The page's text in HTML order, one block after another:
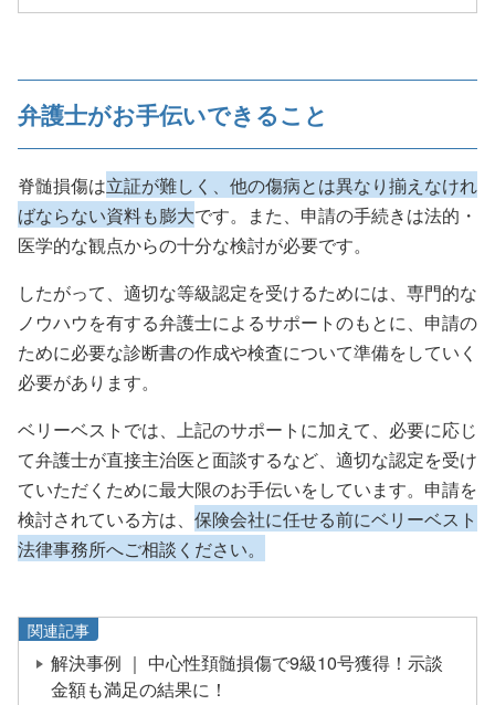
弁護士がお手伝いできること
脊髄損傷は立証が難しく、他の傷病とは異なり揃えなけれ
ばならない資料も膨大です。また、申請の手続きは法的・
医学的な観点からの十分な検討が必要です。
したがって、適切な等級認定を受けるためには、専門的な
ノウハウを有する弁護士によるサポートのもとに、申請の
ために必要な診断書の作成や検査について準備をしていく
必要があります。
ベリーベストでは、上記のサポートに加えて、必要に応じ
て弁護士が直接主治医と面談するなど、適切な認定を受け
ていただくために最大限のお手伝いをしています。申請を
検討されている方は、 保険会社に任せる前にベリーベスト
法律事務所へご相談ください。
関連記事
解決事例 ｜ 中心性頚髄損傷で9級10号獲得！示談
金額も満足の結果に！